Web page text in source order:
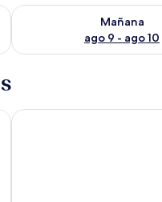
8 - ago 9
Mañana
ago 9 - ago 10
Consulta la disponibilidad
Hotel Edda Akureyri